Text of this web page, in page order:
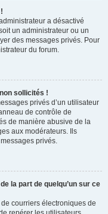
a désactivé
un administrateur ou un
des messages privés. Pour
du forum.
sollicités !
privés d’un utilisateur
de contrôle de
de manière abusive de la
aux modérateurs. Ils
privés.
la part de quelqu’un sur ce
courriers électroniques de